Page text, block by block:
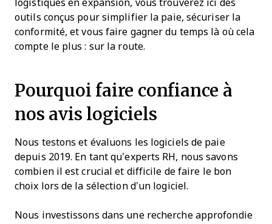
logistiques en expansion, vous trouverez ici des
outils conçus pour simplifier la paie, sécuriser la
conformité, et vous faire gagner du temps là où cela
compte le plus : sur la route.
Pourquoi faire confiance à
nos avis logiciels
Nous testons et évaluons les logiciels de paie
depuis 2019. En tant qu’experts RH, nous savons
combien il est crucial et difficile de faire le bon
choix lors de la sélection d’un logiciel.
Nous investissons dans une recherche approfondie